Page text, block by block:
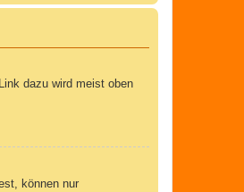
dazu wird meist oben
können nur